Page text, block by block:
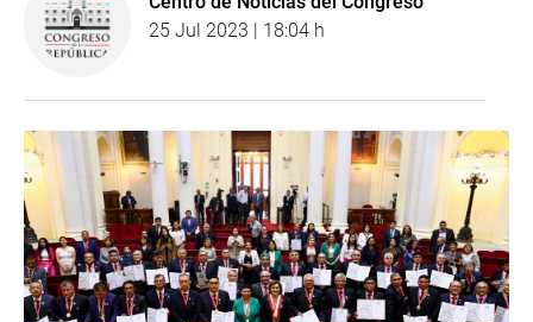
25 Jul 2023 | 18:04 h